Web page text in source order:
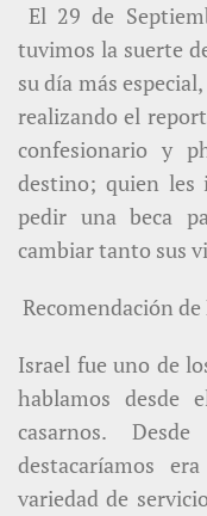
El 29 de
tuvimos la suerte
su día más
realizando el
confesionario y
destino; quien les
pedir una beca
cambiar tanto sus
Recomendación de
Israel fue uno de
hablamos desde
casarnos.
destacaríamos
variedad de